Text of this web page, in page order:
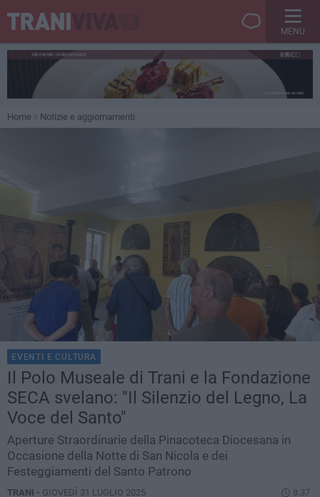
MENU
Home Notizie e aggiornamenti
EVENTI E CULTURA
Il Polo Museale di Trani e la Fondazione
SECA svelano: "Il Silenzio del Legno, La
Voce del Santo"
Aperture Straordinarie della Pinacoteca Diocesana in
Occasione della Notte di San Nicola e dei
Festeggiamenti del Santo Patrono
TRANI - GIOVEDÌ 31 LUGLIO 2025
8.37